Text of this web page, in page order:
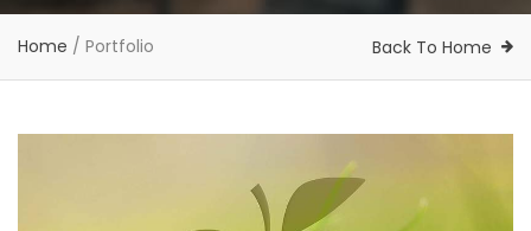
Home / Portfolio Back To Home